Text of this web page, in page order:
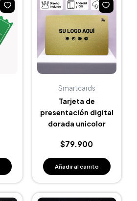
Smartcards
Tarjeta de
presentación digital
dorada unicolor
$79.900
Añadir al carrito